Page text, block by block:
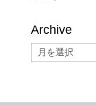
Archive
Archive